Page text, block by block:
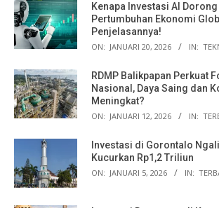
Kenapa Investasi AI
Pertumbuhan Ekonomi
Penjelasannya!
ON: JANUARI 20, 2026 IN:
RDMP Balikpapan Perkuat
Nasional, Daya Saing dan
Meningkat?
ON: JANUARI 12, 2026 IN:
Investasi di Gorontalo
Kucurkan Rp1,2 Triliun
ON: JANUARI 5, 2026 IN: